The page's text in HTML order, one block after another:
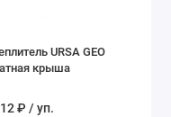
URSA GEO
крыша
₽ / уп.